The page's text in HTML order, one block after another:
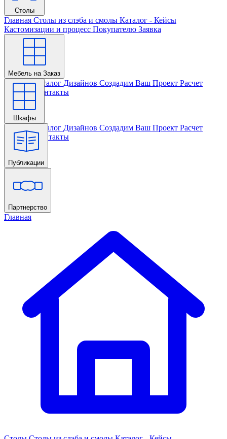
Столы
Главная Столы из слэба и смолы Каталог - Кейсы
Кастомизации и процесс Покупателю Заявка
Мебель на Заказ
Главная Каталог Дизайнов Создадим Ваш Проект Расчет
Проекта
Контакты
Шкафы
Главная Каталог Дизайнов Создадим Ваш Проект Расчет
Проекта Контакты
Публикации
Главная
Партнерство
Главная